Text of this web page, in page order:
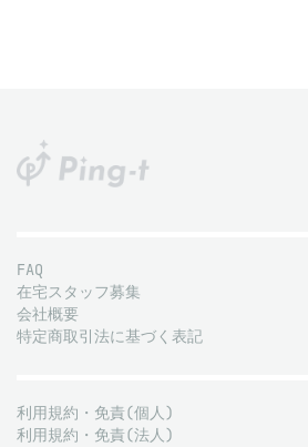
FAQ
在宅スタッフ募集
会社概要
特定商取引法に基づく表記
利用規約・免責(個人)
利用規約・免責(法人)